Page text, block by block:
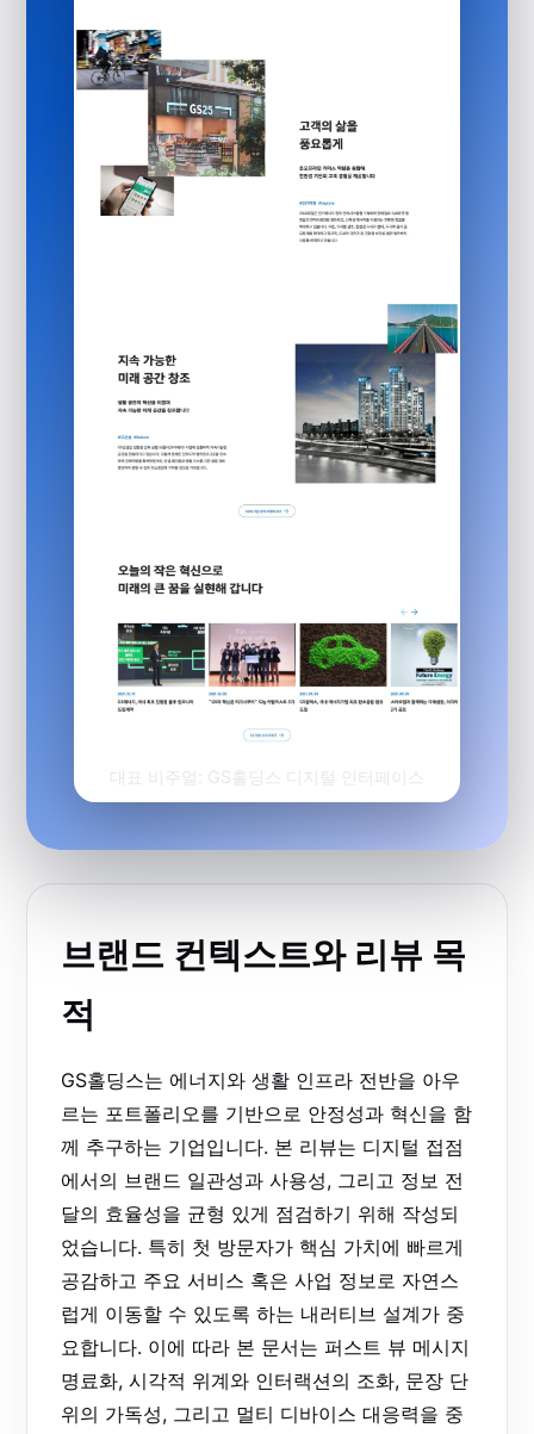
대표 비주얼: GS홀딩스 디지털 인터페이스
브랜드 컨텍스트와 리뷰 목
적
GS홀딩스는 에너지와 생활 인프라 전반을 아우
르는 포트폴리오를 기반으로 안정성과 혁신을 함
께 추구하는 기업입니다. 본 리뷰는 디지털 접점
에서의 브랜드 일관성과 사용성, 그리고 정보 전
달의 효율성을 균형 있게 점검하기 위해 작성되
었습니다. 특히 첫 방문자가 핵심 가치에 빠르게
공감하고 주요 서비스 혹은 사업 정보로 자연스
럽게 이동할 수 있도록 하는 내러티브 설계가 중
요합니다. 이에 따라 본 문서는 퍼스트 뷰 메시지
명료화, 시각적 위계와 인터랙션의 조화, 문장 단
위의 가독성, 그리고 멀티 디바이스 대응력을 중